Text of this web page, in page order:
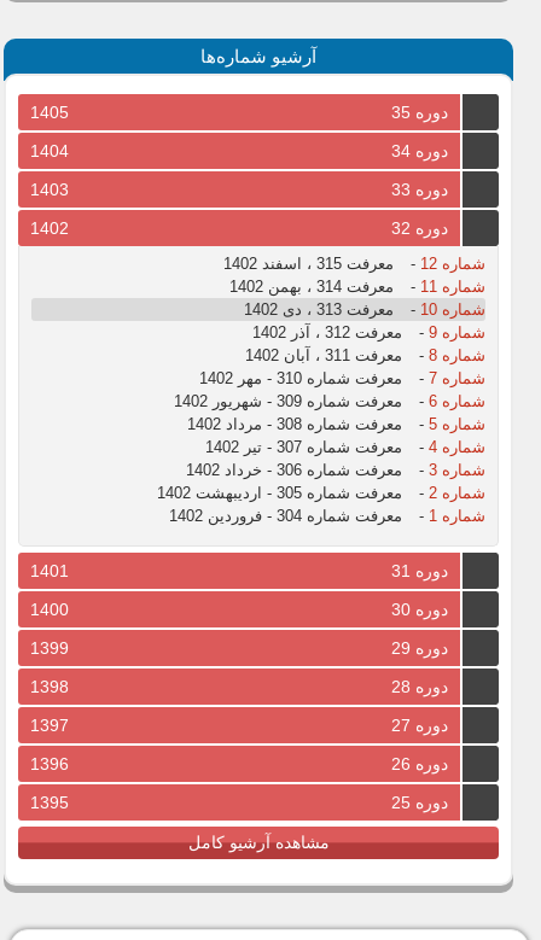
آرشیو شماره‌ها
دوره 35
1405
دوره 34
1404
دوره 33
1403
دوره 32
1402
شماره 12 -
معرفت 315 ، اسفند 1402
شماره 11
-
معرفت 314 ، بهمن 1402
شماره 10
-
معرفت 313 ، دی 1402
شماره 9
-
معرفت 312 ، آذر 1402
شماره 8
-
معرفت 311 ، آبان 1402
شماره 7
-
معرفت شماره 310 - مهر 1402
شماره 6
-
معرفت شماره 309 - شهریور 1402
شماره 5
-
معرفت شماره 308 - مرداد 1402
شماره 4
-
معرفت شماره 307 - تیر 1402
شماره 3
-
معرفت شماره 306 - خرداد 1402
شماره 2
-
معرفت شماره 305 - اردیبهشت 1402
شماره 1
- معرفت شماره 304 - فروردین 1402
دوره 31
1401
دوره 30
1400
دوره 29
1399
دوره 28
1398
دوره 27
1397
دوره 26
1396
دوره 25
1395
مشاهده آرشیو کامل